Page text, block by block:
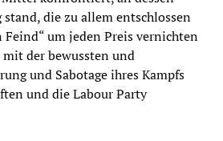
stand, die zu allem entschlossen
um jeden Preis vernichten
der bewussten und
und Sabotage ihres Kampfs
und die Labour Party